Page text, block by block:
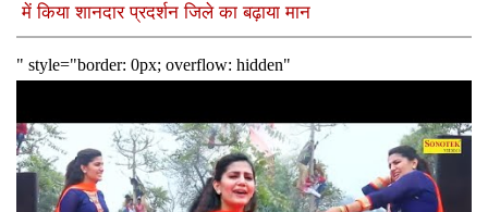
में किया शानदार प्रदर्शन जिले का बढ़ाया मान